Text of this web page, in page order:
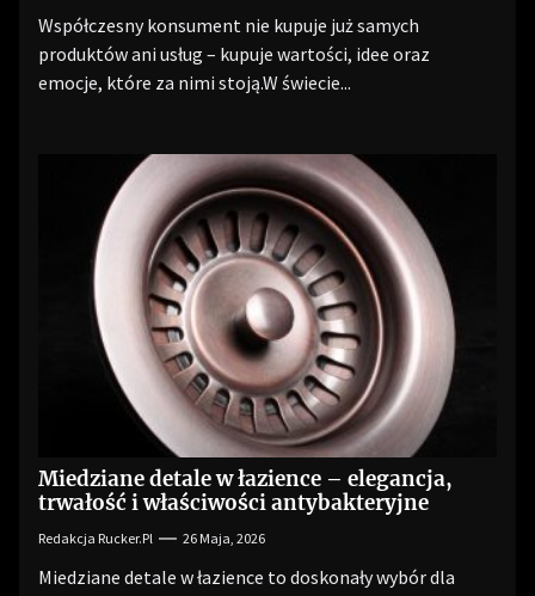
Współczesny konsument nie kupuje już samych
produktów ani usług – kupuje wartości, idee oraz
emocje, które za nimi stoją.W świecie...
Miedziane detale w łazience – elegancja,
trwałość i właściwości antybakteryjne
Redakcja Rucker.pl 26 Maja, 2026
Miedziane detale w łazience to doskonały wybór dla